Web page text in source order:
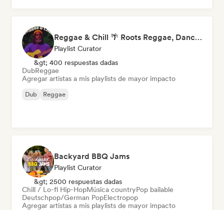
Reggae & Chill 🌴 Roots Reggae, Dancehall & Dub
Playlist Curator
&gt; 400 respuestas dadas
DubReggae
Agregar artistas a mis playlists de mayor impacto
Dub Reggae
Backyard BBQ Jams
Playlist Curator
&gt; 2500 respuestas dadas
Chill / Lo-fi Hip-HopMúsica countryPop bailable
Deutschpop/German PopElectropop
Agregar artistas a mis playlists de mayor impacto